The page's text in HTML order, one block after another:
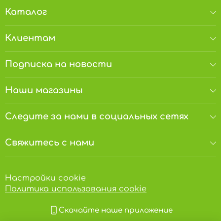
Каталог
Клиентам
Подписка на новости
Наши магазины
Следите за нами в социальных сетях
Свяжитесь с нами
Настройки cookie
Политика использования cookie
Скачайте наше приложение